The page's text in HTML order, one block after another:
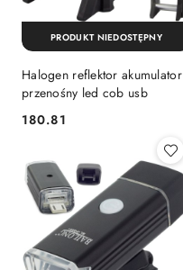
Halogen reflektor akumulator
przenośny led cob usb
Cena:
180.81
PRODUKT NIEDOSTĘPNY